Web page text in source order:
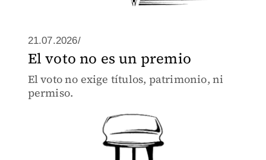
21.07.2026/
El voto no es un premio
El voto no exige títulos, patrimonio, ni
permiso.